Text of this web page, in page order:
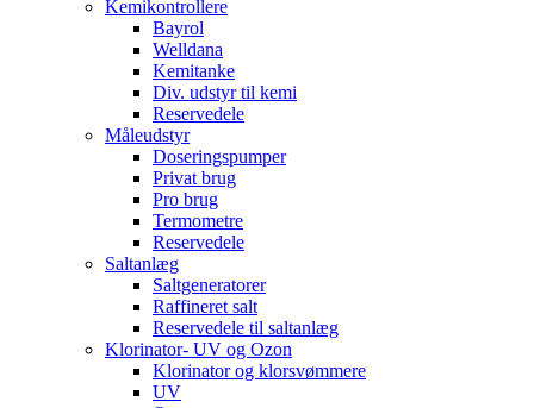
Kemikontrollere
Bayrol
Welldana
Kemitanke
Div. udstyr til kemi
Reservedele
Måleudstyr
Doseringspumper
Privat brug
Pro brug
Termometre
Reservedele
Saltanlæg
Saltgeneratorer
Raffineret salt
Reservedele til saltanlæg
Klorinator- UV og Ozon
Klorinator og klorsvømmere
UV